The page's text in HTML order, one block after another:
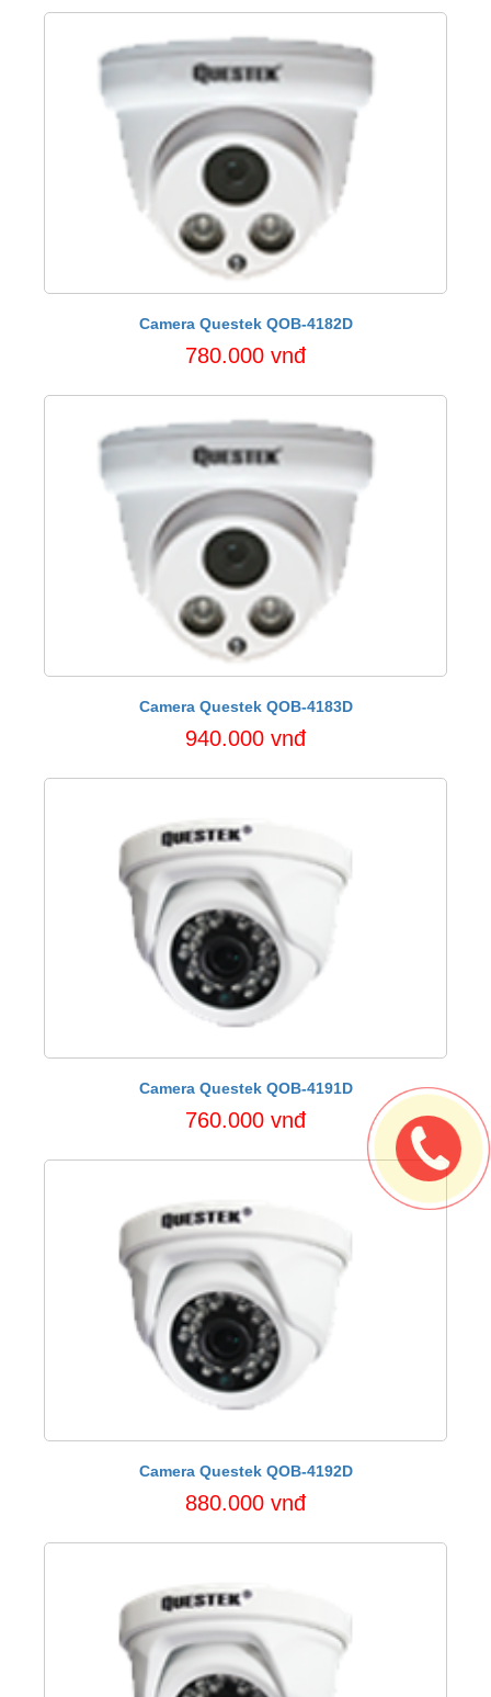
Camera Questek QOB-4182D
780.000 vnđ
Camera Questek QOB-4183D
940.000 vnđ
Camera Questek QOB-4191D
760.000 vnđ
Camera Questek QOB-4192D
880.000 vnđ